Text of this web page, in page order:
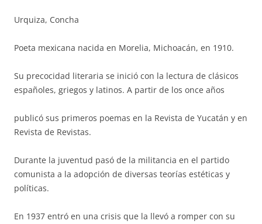
Urquiza, Concha
Poeta mexicana nacida en Morelia, Michoacán, en 1910.
Su precocidad literaria se inició con la lectura de clásicos
españoles, griegos y latinos. A partir de los once años
publicó sus primeros poemas en la Revista de Yucatán y en
Revista de Revistas.
Durante la juventud pasó de la militancia en el partido
comunista a la adopción de diversas teorías estéticas y
políticas.
En 1937 entró en una crisis que la llevó a romper con su